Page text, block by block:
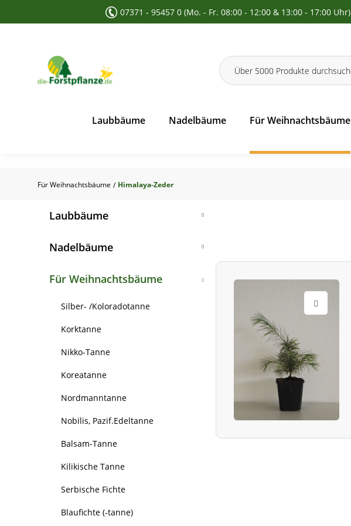
Zur Hauptnavigation springen
07371 - 95457 0 (Mo. - Fr. 08:00 - 12:00 & 13:00 - 17:00 Uhr)
Laubbäume Nadelbäume Für Weihnachtsbäume
Für Weihnachtsbäume / Himalaya-Zeder
Laubbäume
Feldahorn
Rosskastanie
Schwarzerle/Roterle
Grauerle/Weisserle
Sandbirke
Moorbirke
Lindenblättrige Birke
Hainbuche/Weissbuche
Edelkastanie, Marone
Baumhasel
Rotbuche
Nadelbäume
Weißtanne
Für Weihnachtsbäume
Silber- /Koloradotanne
Korktanne
Nikko-Tanne
Koreatanne
Nordmanntanne
Nobilis, Pazif.Edeltanne
Balsam-Tanne
Kilikische Tanne
Serbische Fichte
Blaufichte (-tanne)